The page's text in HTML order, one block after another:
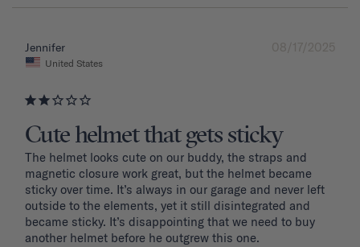
08/17/2025
Jennifer
United States
Cute helmet that gets sticky
The helmet looks cute on our buddy, the straps and
magnetic closure work great, but the helmet became
sticky over time. It’s always in our garage and never left
outside to the elements, yet it still disintegrated and
became sticky. It’s disappointing that we need to buy
another helmet before he outgrew this one.